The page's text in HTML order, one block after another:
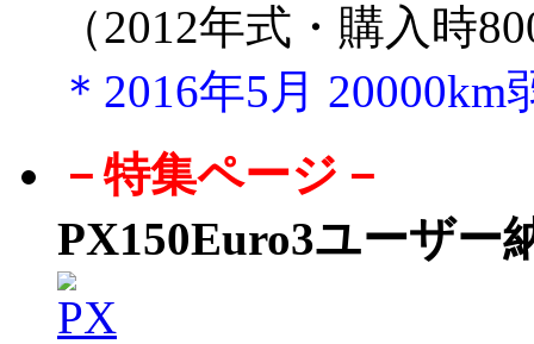
（2012年式・購入時
＊2016年5月
－特集ページ－
PX150Euro3ユーザー